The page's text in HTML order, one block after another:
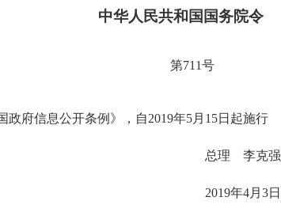
中华人民共和国国务院令
第711号
政府信息公开条例》，自2019年5月 15日起施行
李克强
2019年4月3日